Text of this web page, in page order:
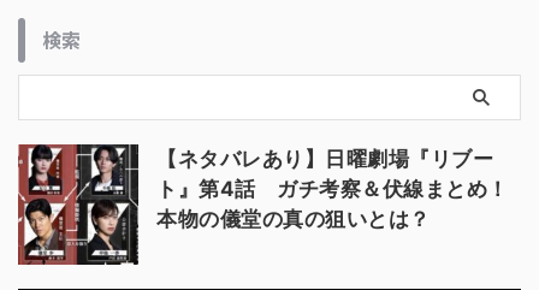
検索
【ネタバレあり】日曜劇場『リブー
ト』第4話 ガチ考察＆伏線まとめ！
本物の儀堂の真の狙いとは？